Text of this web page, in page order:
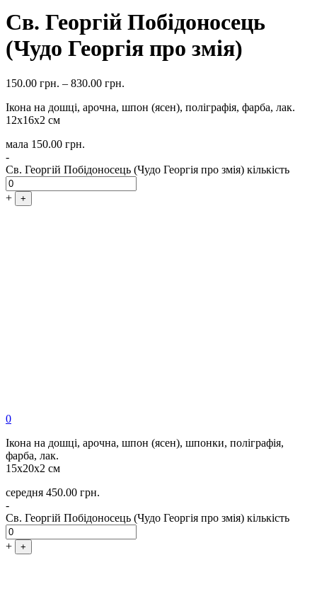
Св. Георгій Побідоносець
(Чудо Георгія про змія)
150.00 грн. – 830.00 грн.
Ікона на дошці, арочна, шпон (ясен), поліграфія, фарба, лак.
12х16х2 см
мала 150.00 грн.
-
Св. Георгій Побідоносець (Чудо Георгія про змія) кількість
+ +
0
Ікона на дошці, арочна, шпон (ясен), шпонки, поліграфія,
фарба, лак.
15х20х2 см
середня 450.00 грн.
-
Св. Георгій Побідоносець (Чудо Георгія про змія) кількість
+ +